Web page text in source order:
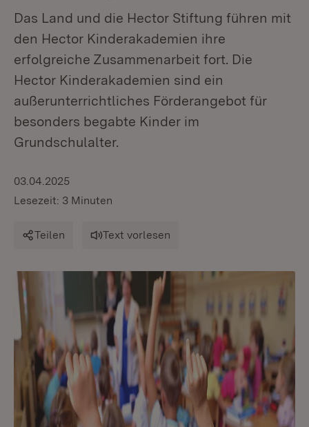
Das Land und die Hector Stiftung führen mit
den Hector Kinderakademien ihre
erfolgreiche Zusammenarbeit fort. Die
Hector Kinderakademien sind ein
außerunterrichtliches Förderangebot für
besonders begabte Kinder im
Grundschulalter.
03.04.2025
Lesezeit: 3 Minuten
Teilen Text vorlesen